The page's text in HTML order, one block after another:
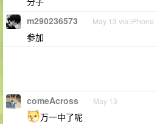
m290236573 May 13 via iPhone
参加
comeAcross May 13
万一中了呢